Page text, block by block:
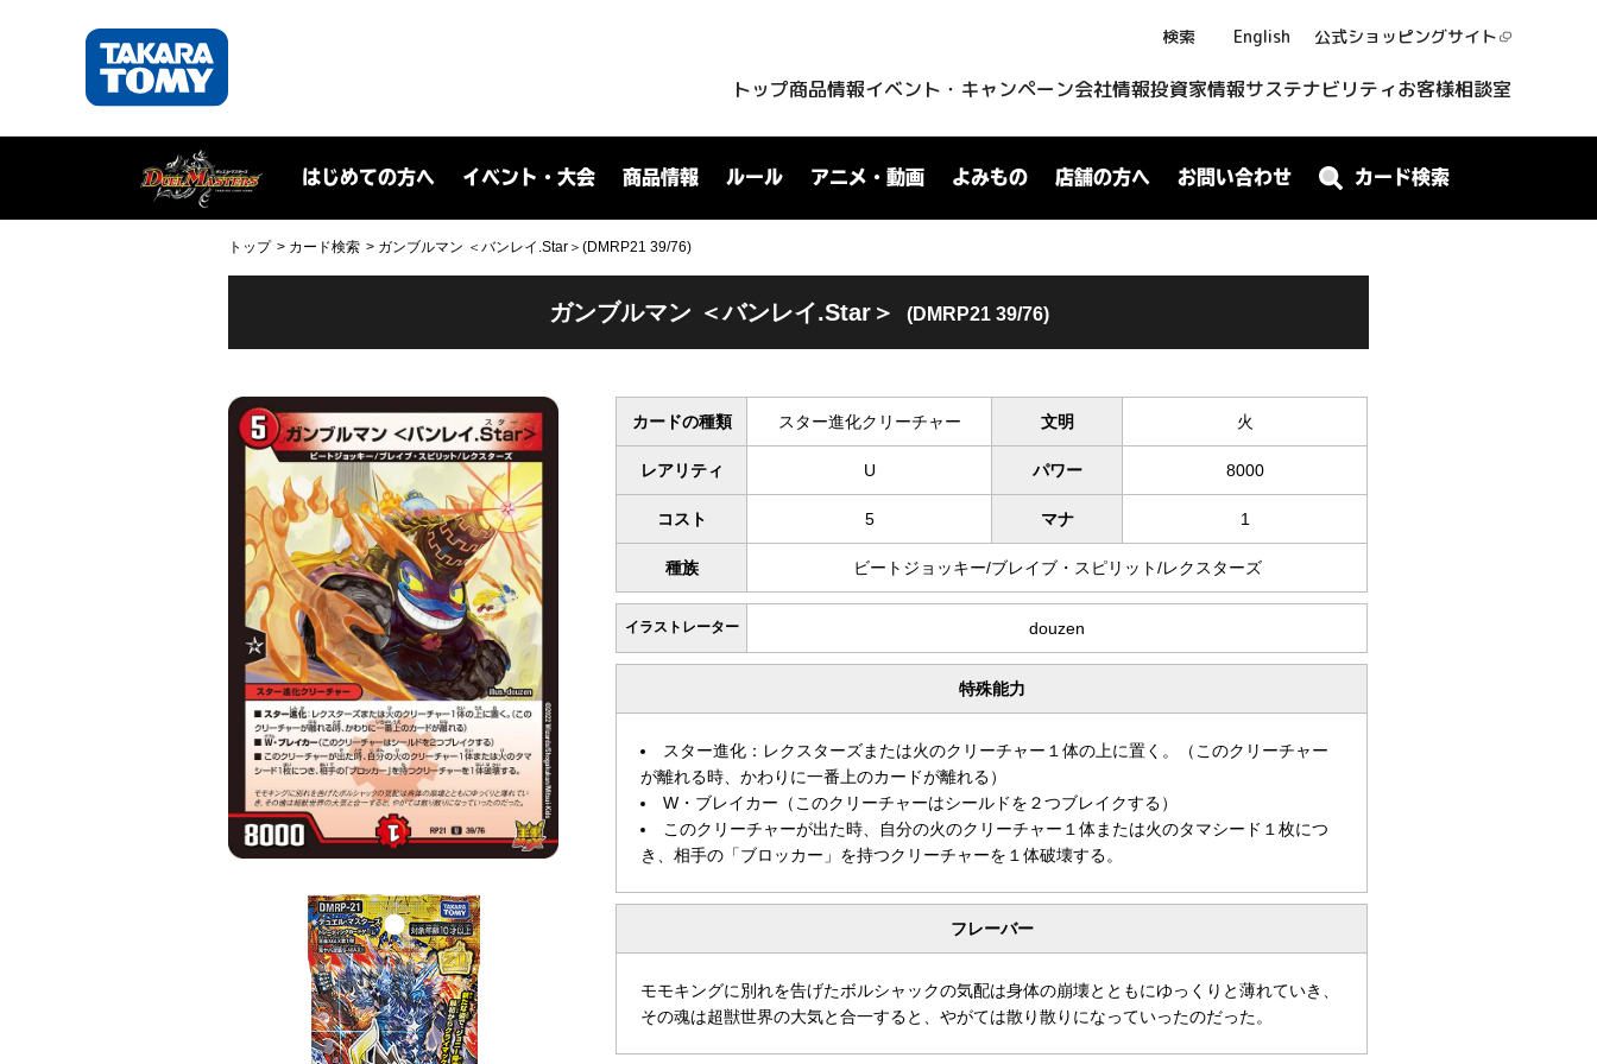
検索 English 公式ショッピングサイト
トップ商品情報イベント・キャンペーン会社情報投資家情報サステナビリティお客様相談室
はじめての方へ イベント・大会 商品情報 ルール アニメ・動画 よみもの 店舗の方へ お問い合わせ カード検索
トップ カード検索 ガンブルマン ＜バンレイ.Star＞(DMRP21 39/76)
ガンブルマン ＜バンレイ.Star＞ (DMRP21 39/76)
カードの種類 スター進化クリーチャー 文明 火
レアリティ U パワー 8000
コスト 5 マナ 1
種族 ビートジョッキー/ブレイブ・スピリット/レクスターズ
イラストレーター douzen
特殊能力
スター進化：レクスターズまたは火のクリーチャー１体の上に置く。（このクリーチャー
が離れる時、かわりに一番上のカードが離れる）
W・ブレイカー（このクリーチャーはシールドを２つブレイクする）
このクリーチャーが出た時、自分の火のクリーチャー１体または火のタマシード１枚につ
き、相手の「ブロッカー」を持つクリーチャーを１体破壊する。
フレーバー
モモキングに別れを告げたボルシャックの気配は身体の崩壊とともにゆっくりと薄れていき、
その魂は超獣世界の大気と合一すると、やがては散り散りになっていったのだった。